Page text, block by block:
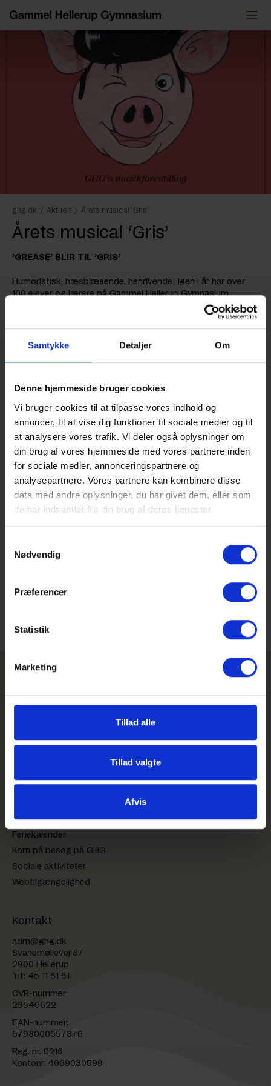
Samtykke Detaljer Om
Denne hjemmeside bruger cookies
Vi bruger cookies til at tilpasse vores indhold og
annoncer, til at vise dig funktioner til sociale medier og til
at analysere vores trafik. Vi deler også oplysninger om
din brug af vores hjemmeside med vores partnere inden
for sociale medier, annonceringspartnere og
analysepartnere. Vores partnere kan kombinere disse
data med andre oplysninger, du har givet dem, eller som
de har indsamlet fra din brug af deres tjenester.
Nødvendig
Præferencer
Statistik
Marketing
Tillad alle
Tillad valgte
Afvis
indhold
ghg.dk / Aktuelt / Årets musical 'Gris'
Årets musical ‘Gris’
’GREASE’ BLIR TIL ’GRIS’
Humoristisk, hæsblæsende, henrivende! Igen i år har over
100 elever og lærere på Gammel Hellerup Gymnasium
arbejdet på at få skudt den årlige musical i gang på de skrå
brædder. Det er et stort projekt, og i år hedder stykket
“GRIS”.
musik, som frembringer de mange elevers kunstneriske,
musikalske og kreative evner. Det er en sand klassiker med
et nyt twist, hvor blandt andet sange fra kunstnere som Foo
Fighters, Muse og Oasis overtager stykket for at bringe
nutidens musik til Grease.
Kom med og se forestillingen på Gammel Hellerup
Gymnasium med familie og venner og få en god oplevelse
som bidrager til lokalkulturen og den musikalske dannelse,
samt underholdning af unge som gamle.
Forestillingen vises
Biletterne kan købes her for 50 kr. Det er også muligt at
GHG Login
Feriekalender
Kom på besøg på GHG
Sociale aktiviteter
Webtilgængelighed
Kontakt
adm@ghg.dk
Svanemøllevej 87
2900 Hellerup
Tlf: 45 11 51 51
CVR-nummer:
29546622
EAN-nummer:
5798000557376
Reg. nr. 0216
Kontonr. 4069030599